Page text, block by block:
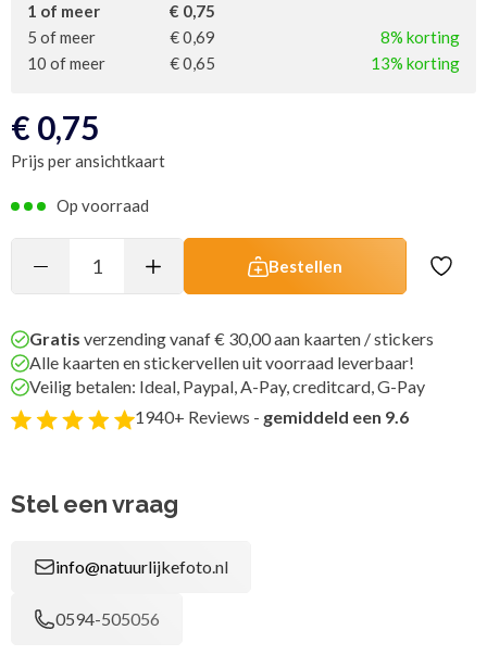
1 of meer
€ 0,75
5 of meer
€ 0,69
8% korting
10 of meer
€ 0,65 13% korting
€ 0,75
Prijs per ansichtkaart
Op voorraad
Bestellen
Gratis verzending vanaf € 30,00 aan kaarten / stickers
Alle kaarten en stickervellen uit voorraad leverbaar!
Veilig betalen: Ideal, Paypal, A-Pay, creditcard, G-Pay
1940+ Reviews - gemiddeld een 9.6
Stel een vraag
info@natuurlijkefoto.nl
0594-505056